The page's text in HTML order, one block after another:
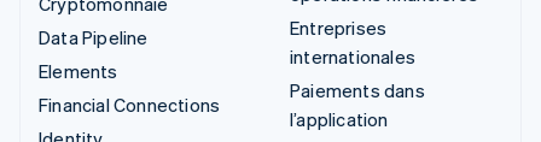
Data Pipeline
Elements
Financial Connections
Entreprises
internationales
Paiements dans
l’application